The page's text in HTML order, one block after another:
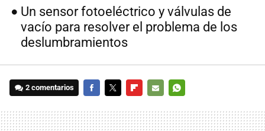
Un sensor fotoeléctrico y válvulas de
vacío para resolver el problema de los
deslumbramientos
2 comentarios
MAIL